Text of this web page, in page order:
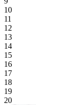
10
11
12
13
14
15
16
17
18
19
20